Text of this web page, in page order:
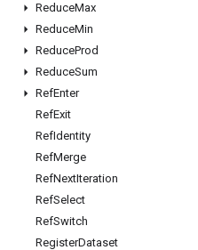
ReduceMax
ReduceMin
ReduceProd
ReduceSum
RefEnter
RefExit
RefIdentity
RefMerge
RefNextIteration
RefSelect
RefSwitch
RegisterDataset